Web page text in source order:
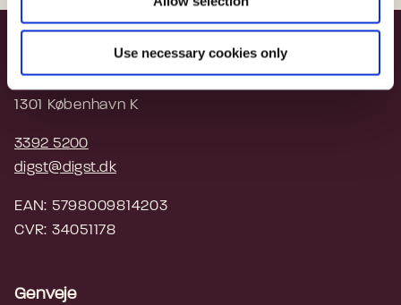
Use necessary cookies only
Digitaliseringsstyrelsen
Landgreven 4
1301 København K
3392 5200
digst@digst.dk
EAN: 5798009814203
CVR: 34051178
Genveje